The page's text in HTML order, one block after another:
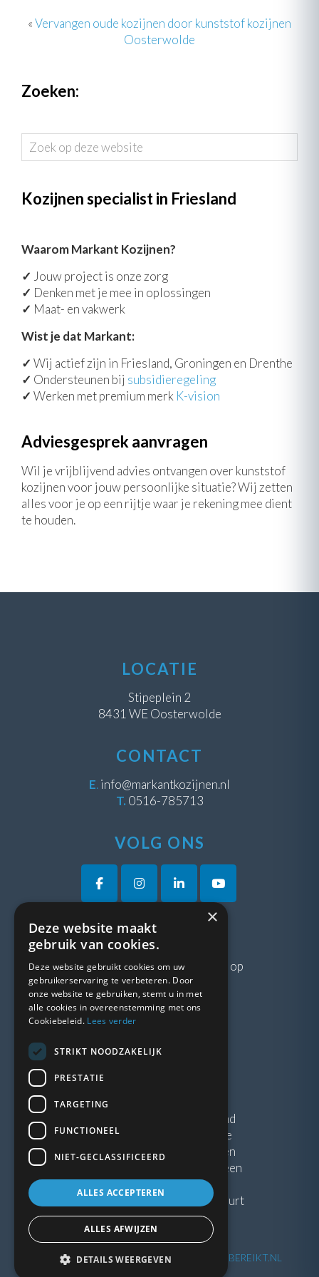
«Vervangen oude kozijnen door kunststof kozijnen
Oosterwolde
Zoeken:
Zoek
op
website
Kozijnen specialist in Friesland
Waarom Markant Kozijnen?
✓ Jouw project is onze zorg
✓ Denken met je mee in oplossingen
✓ Maat- en vakwerk
Wist je dat Markant:
✓ Wij actief zijn in Friesland, Groningen en Drenthe
✓ Ondersteunen bij subsidieregeling
✓ Werken met premium merk K-vision
Adviesgesprek aanvragen
Wil je vrijblijvend advies ontvangen over kunststof
kozijnen voor jouw persoonlijke situatie? Wij zetten
alles voor je op een rijtje waar je rekening mee dient
te houden.
LOCATIE
Stipeplein 2
8431 WE Oosterwolde
CONTACT
E.info@markantkozijnen.nl
T. 0516-785713
VOLG ONS
VRAGEN?
Neem gerustcontactmet ons op
LINKS
Blogs
Algemene voorwaarden
Kunststof Kozijnen Friesland
Kunststof kozijnen Drenthe
Kunststof Kozijnen Drachten
Kunststof Kozijnen Hoogeveen
Kunststof kozijnen in jouw buurt
2026| Website ontwikkeling door WEBSITEBEREIKT.NL
×
Deze website maakt
gebruik van cookies.
Deze website gebruikt cookies om uw
gebruikerservaring te verbeteren. Door
onze website te gebruiken, stemt u in met
alle cookies in overeenstemming met ons
Cookiebeleid. Lees verder
STRIKT NOODZAKELIJK
PRESTATIE
TARGETING
FUNCTIONEEL
NIET-GECLASSIFICEERD
ALLES ACCEPTEREN
ALLES AFWIJZEN
DETAILS WEERGEVEN